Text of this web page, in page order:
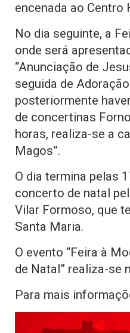
encenada ao Centro
No dia seguinte, a
onde será
“Anunciação de
seguida de
posteriormente
de concertinas
horas, realiza-se a
Magos”.
O dia termina pelas
concerto de natal
Vilar Formoso, que
Santa Maria.
O evento “Feira à
de Natal” realiza-se
Para mais